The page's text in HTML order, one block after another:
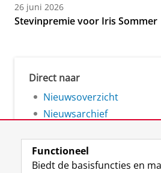
26 juni 2026
Stevinpremie voor Iris Sommer
Direct naar
Nieuwsoverzicht
Nieuwsarchief
Functioneel
Biedt de basisfuncties en